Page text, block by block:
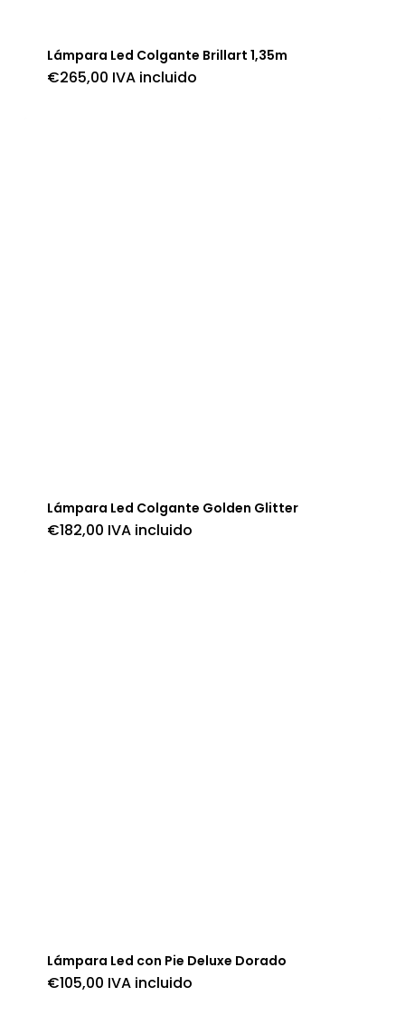
Lámpara Led Colgante Brillart 1,35m
€265,00 IVA incluido
Lámpara Led Colgante Golden Glitter
€182,00 IVA incluido
Lámpara Led con Pie Deluxe Dorado
€105,00 IVA incluido